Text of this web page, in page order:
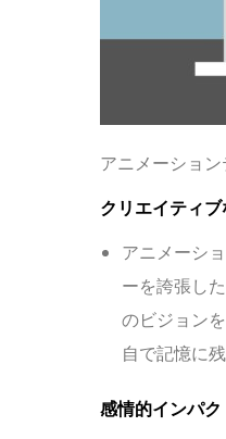
アニメーショ
クリエイティ
アニメーシ
ーを誇張し
のビジョン
自で記憶に
感情的インパク